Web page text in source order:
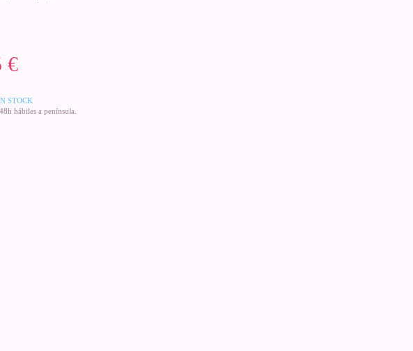
€
STOCK
hábiles a península.